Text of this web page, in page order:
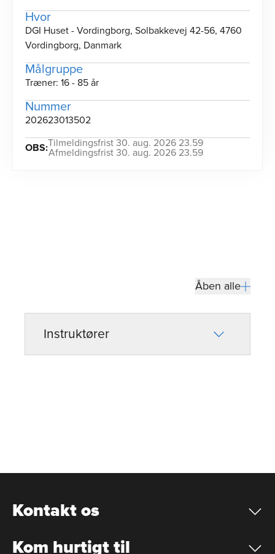
Åben alle
Instruktører
Hvor
DGI Huset - Vordingborg, Solbakkevej 42-56, 4760
Vordingborg, Danmark
Målgruppe
Træner: 16 - 85 år
Nummer
202623013502
OBS:Tilmeldingsfrist 30. aug. 2026 23.59
Afmeldingsfrist 30. aug. 2026 23.59
Kontakt os
Kom hurtigt til